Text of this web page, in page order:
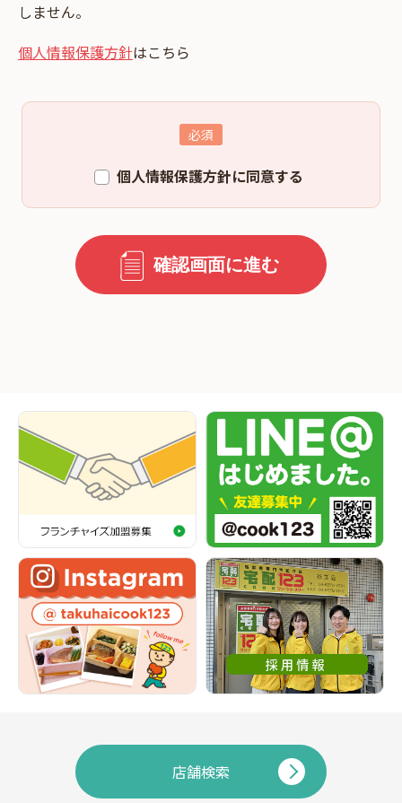
しません。
個人情報保護方針はこちら
個人情報保護方針に同意する
確認画面に進む
店舗検索